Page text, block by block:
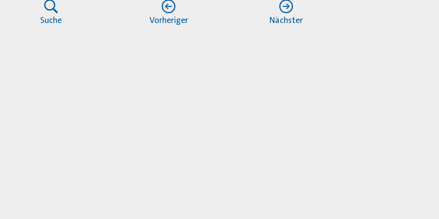
Suche Vorheriger Nächster